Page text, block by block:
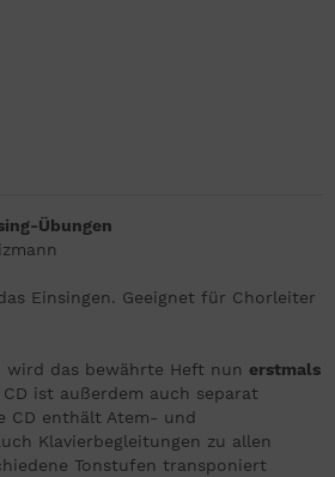
Übungen
Einsingen. Geeignet für Chorleiter
wird das bewährte Heft nun erstmals
ist außerdem auch separat
CD enthält Atem- und
Klavierbegleitungen zu allen
Tonstufen transponiert